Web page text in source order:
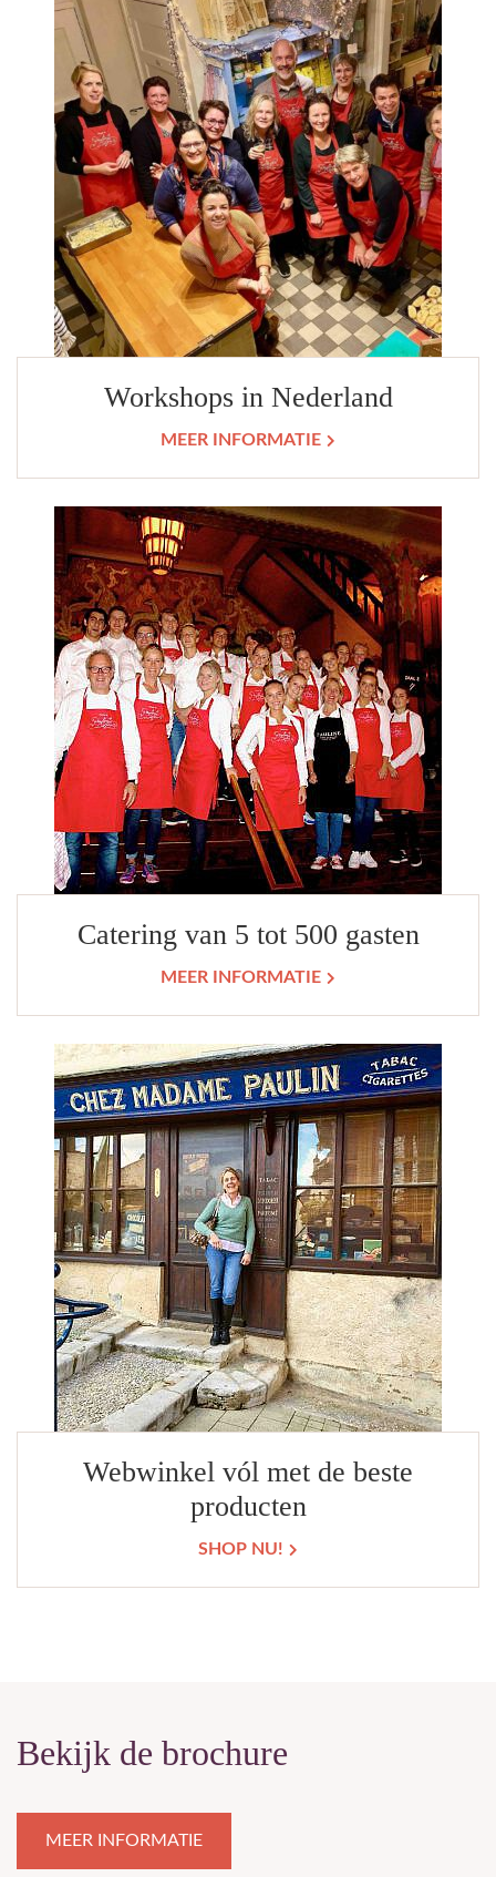
Workshops in Nederland
MEER INFORMATIE
Catering van 5 tot 500 gasten
MEER INFORMATIE
Webwinkel vól met de beste
producten
SHOP NU!
Bekijk de brochure
MEER INFORMATIE